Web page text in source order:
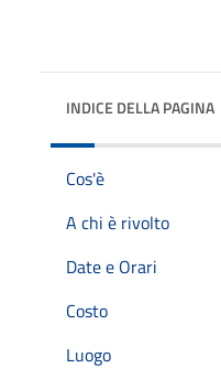
INDICE DELLA PAGINA
Cos'è
A chi è rivolto
Date e Orari
Costo
Luogo